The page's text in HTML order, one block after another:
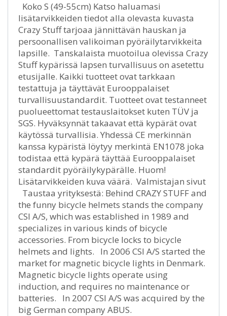
Koko S (49-55cm) Katso haluamasi
lisätarvikkeiden tiedot alla olevasta kuvasta
Crazy Stuff tarjoaa jännittävän hauskan ja
persoonallisen valikoiman pyöräilytarvikkeita
lapsille. Tanskalaista muotoilua olevissa Crazy
Stuff kypärissä lapsen turvallisuus on asetettu
etusijalle. Kaikki tuotteet ovat tarkkaan
testattuja ja täyttävät Eurooppalaiset
turvallisuustandardit. Tuotteet ovat testanneet
puolueettomat testauslaitokset kuten TÜV ja
SGS. Hyväksynnät takaavat että kypärät ovat
käytössä turvallisia. Yhdessä CE merkinnän
kanssa kypäristä löytyy merkintä EN1078 joka
todistaa että kypärä täyttää Eurooppalaiset
standardit pyöräilykypärälle. Huom!
Lisätarvikkeiden kuva väärä. Valmistajan sivut
Taustaa yrityksestä: Behind CRAZY STUFF and
the funny bicycle helmets stands the company
CSI A/S, which was established in 1989 and
specializes in various kinds of bicycle
accessories. From bicycle locks to bicycle
helmets and lights. In 2006 CSI A/S started the
market for magnetic bicycle lights in Denmark.
Magnetic bicycle lights operate using
induction, and requires no maintenance or
batteries. In 2007 CSI A/S was acquired by the
big German company ABUS.